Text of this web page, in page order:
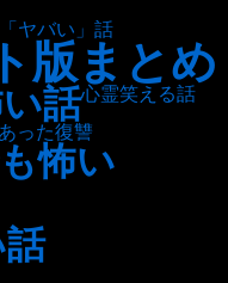
ヤバい」話
版まとめ
話心霊笑える話
った復讐
怖い